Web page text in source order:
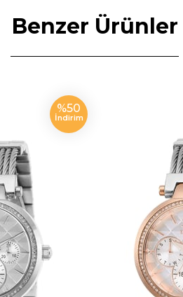
Benzer Ürünler
%50
İndirim